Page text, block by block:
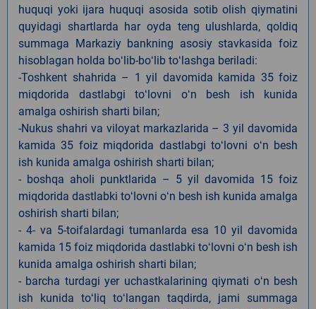
huquqi yoki ijara huquqi asosida sotib olish qiymatini
quyidagi shartlarda har oyda teng ulushlarda, qoldiq
summaga Markaziy bankning asosiy stavkasida foiz
hisoblagan holda boʻlib-boʻlib toʻlashga beriladi:
-Toshkent shahrida – 1 yil davomida kamida 35 foiz
miqdorida dastlabgi toʻlovni oʻn besh ish kunida
amalga oshirish sharti bilan;
-Nukus shahri va viloyat markazlarida – 3 yil davomida
kamida 35 foiz miqdorida dastlabgi toʻlovni oʻn besh
ish kunida amalga oshirish sharti bilan;
- boshqa aholi punktlarida – 5 yil davomida 15 foiz
miqdorida dastlabki toʻlovni oʻn besh ish kunida amalga
oshirish sharti bilan;
- 4- va 5-toifalardagi tumanlarda esa 10 yil davomida
kamida 15 foiz miqdorida dastlabki toʻlovni oʻn besh ish
kunida amalga oshirish sharti bilan;
- barcha turdagi yer uchastkalarining qiymati oʻn besh
ish kunida toʻliq toʻlangan taqdirda, jami summaga